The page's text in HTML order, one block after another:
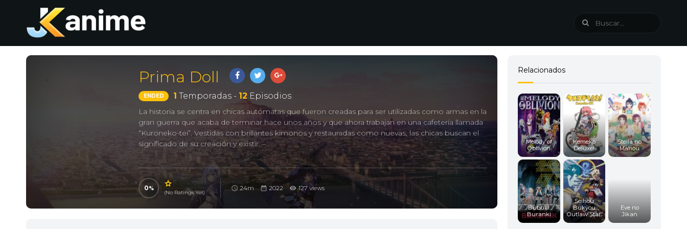
Prima Doll
ENDED 1 Temporadas - 12 Episodios
La historia se centra en chicas autómatas que fueron creadas para ser utilizadas como armas en la
gran guerra que acaba de terminar hace unos años y que ahora trabajan en una cafetería llamada
“Kuroneko-tei”. Vestidas con brillantes kimonos y restauradas como nuevas, las chicas buscan el
significado de su creación y existir. –
0
(No Ratings Yet)
24m 2022 127 views
Relacionados
Melody of
Oblivion
Kemeko
Deluxe!
Stella no
Mahou
Bubuki
Buranki
Seihou
Bukyou
Outlaw Star
Eve no
Jikan